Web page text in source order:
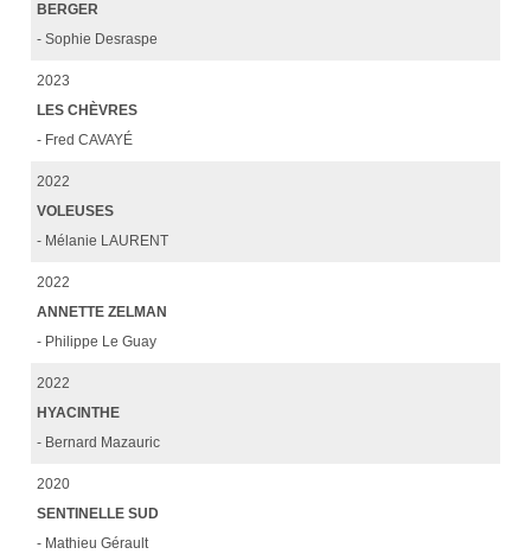
BERGER
- Sophie Desraspe
2023
LES CHÈVRES
- Fred CAVAYÉ
2022
VOLEUSES
- Mélanie LAURENT
2022
ANNETTE ZELMAN
- Philippe Le Guay
2022
HYACINTHE
- Bernard Mazauric
2020
SENTINELLE SUD
- Mathieu Gérault